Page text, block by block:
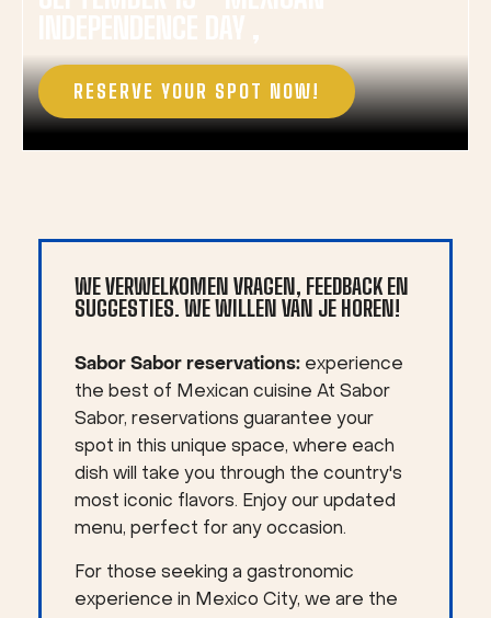
RESERVE YOUR SPOT NOW!
WE VERWELKOMEN VRAGEN, FEEDBACK EN
SUGGESTIES. WE WILLEN VAN JE HOREN!
Sabor Sabor reservations: experience
the best of Mexican cuisine At Sabor
Sabor, reservations guarantee your
spot in this unique space, where each
dish will take you through the country's
most iconic flavors. Enjoy our updated
menu, perfect for any occasion.
For those seeking a gastronomic
experience in Mexico City, we are the